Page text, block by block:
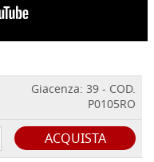
Giacenza: 39 - COD.
P0105RO
ACQUISTA